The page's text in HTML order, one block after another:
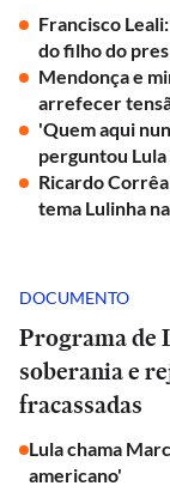
Francisco
do filho do
Mendonça e
arrefecer
'Quem aqui
perguntou
Ricardo
tema Lulinha
DOCUMENTO
Programa de
soberania e
fracassadas
Lula chama
americano'